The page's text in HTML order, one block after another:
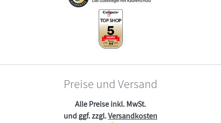
Preise und Versand
Alle Preise inkl. MwSt.
und ggf. zzgl.Versandkosten